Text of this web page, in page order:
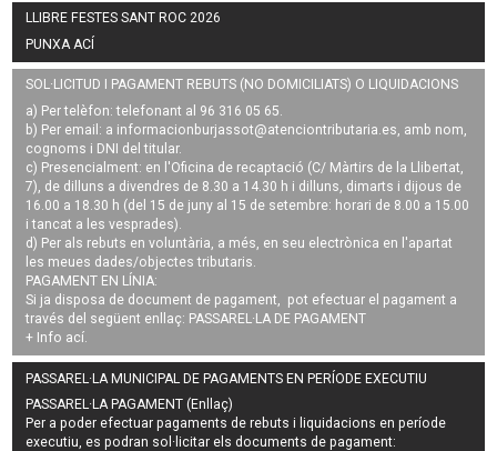
LLIBRE FESTES SANT ROC 2026
PUNXA ACÍ
SOL·LICITUD I PAGAMENT REBUTS (NO DOMICILIATS) O LIQUIDACIONS
a) Per telèfon: telefonant al 96 316 05 65.
b) Per email: a informacionburjassot@atenciontributaria.es, amb nom,
cognoms i DNI del titular.
c) Presencialment: en l'Oficina de recaptació (C/ Màrtirs de la Llibertat,
7), de dilluns a divendres de 8.30 a 14.30 h i dilluns, dimarts i dijous de
16.00 a 18.30 h (del 15 de juny al 15 de setembre: horari de 8.00 a 15.00
i tancat a les vesprades).
d) Per als rebuts en voluntària, a més, en seu electrònica en l'apartat
les meues dades/objectes tributaris.
PAGAMENT EN LÍNIA:
Si ja disposa de document de pagament, pot efectuar el pagament a
través del següent enllaç: PASSAREL·LA DE PAGAMENT
+ Info ací.
PASSAREL·LA MUNICIPAL DE PAGAMENTS EN PERÍODE EXECUTIU
PASSAREL·LA PAGAMENT (Enllaç)
Per a poder efectuar pagaments derebuts i liquidacions en període
executiu, es podran sol·licitar els documents de pagament: